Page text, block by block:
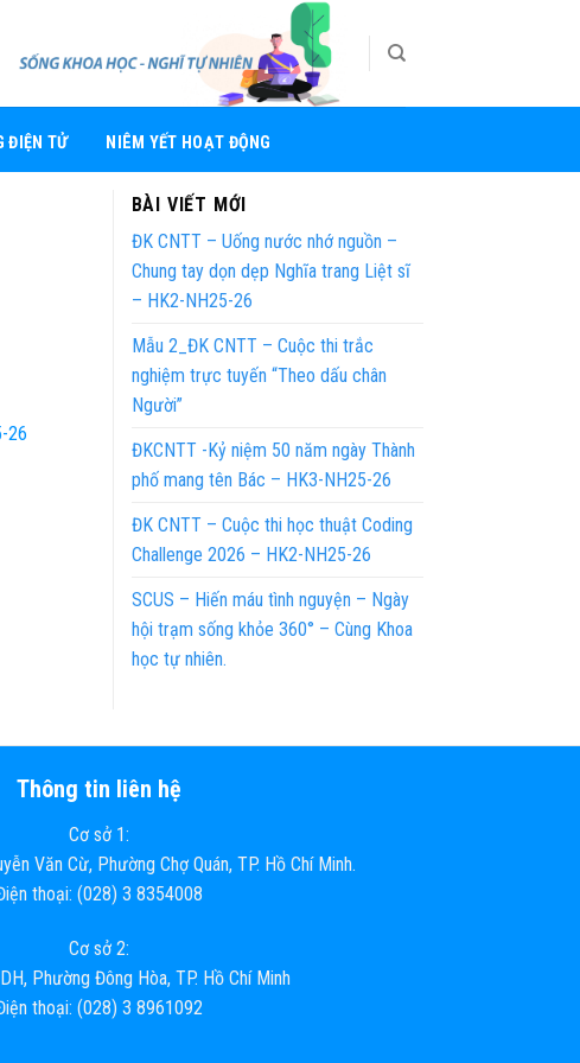
ĐIỆN TỬ NIÊM YẾT HOẠT ĐỘNG
26
BÀI VIẾT MỚI
ĐK CNTT – Uống nước nhớ nguồn –
Chung tay dọn dẹp Nghĩa trang Liệt sĩ
– HK2-NH25-26
Mẫu 2_ĐK CNTT – Cuộc thi trắc
nghiệm trực tuyến “Theo dấu chân
Người”
ĐKCNTT -Kỷ niệm 50 năm ngày Thành
phố mang tên Bác – HK3-NH25-26
ĐK CNTT – Cuộc thi học thuật Coding
Challenge 2026 – HK2-NH25-26
SCUS – Hiến máu tình nguyện – Ngày
hội trạm sống khỏe 360° – Cùng Khoa
học tự nhiên.
Thông tin liên hệ
Cơ sở 1:
Văn Cừ, Phường Chợ Quán, TP. Hồ Chí Minh.
thoại: (028) 3 8354008
Cơ sở 2:
Phường Đông Hòa, TP. Hồ Chí Minh
thoại: (028) 3 8961092